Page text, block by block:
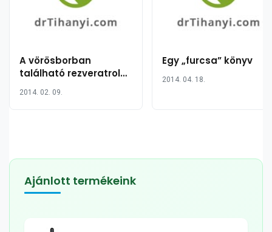
A vörösborban
található rezveratrol
kialakulását?
2014. 02. 09.
Egy „furcsa” könyv
2014. 04. 18.
Ajánlott termékeink